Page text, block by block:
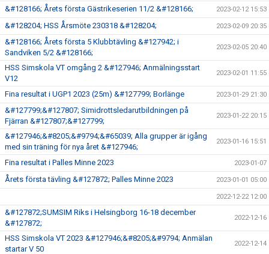
&#128166; Årets första Gästrikeserien 11/2 &#128166; 2023-02-12 15:53
&#128204; HSS Årsmöte 230318 &#128204; 2023-02-09 20:35
&#128166; Årets första 5 Klubbtävling &#127942; i
Sandviken 5/2 &#128166;
2023-02-05 20:40
HSS Simskola VT omgång 2 &#127946; Anmälningsstart
V12
2023-02-01 11:55
Fina resultat i UGP1 2023 (25m) &#127799; Borlänge 2023-01-29 21:30
&#127799;&#127807; Simidrottsledarutbildningen på
Fjärran &#127807;&#127799;
2023-01-22 20:15
&#127946;&#8205;&#9794;&#65039; Alla grupper är igång
med sin träning för nya året &#127946;
2023-01-16 15:51
Fina resultat i Palles Minne 2023 2023-01-07
Årets första tävling &#127872; Palles Minne 2023 2023-01-01 05:00
2022-12-22 12:00
&#127872;SUMSIM Riks i Helsingborg 16-18 december
&#127872;
2022-12-16
HSS Simskola VT 2023 &#127946;&#8205;&#9794; Anmälan
startar V 50
2022-12-14